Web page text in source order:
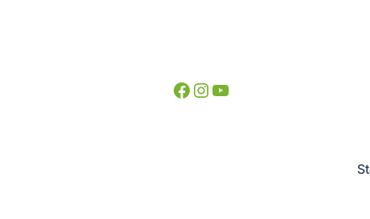
Facebook InstagramYouTube